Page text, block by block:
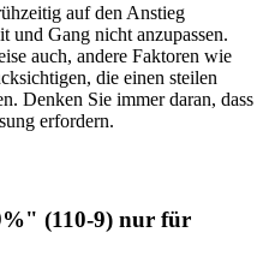
auf den Anstieg
und Gang nicht anzupassen.
auch, andere Faktoren wie
die einen steilen
Denken Sie immer daran, dass
erfordern.
(110-9) nur für